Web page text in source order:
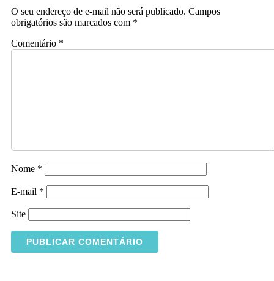
O seu endereço de e-mail não será publicado. Campos
obrigatórios são marcados com *
Comentário *
Nome *
E-mail *
Site